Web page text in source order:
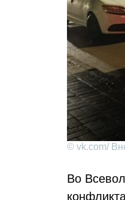
© vk.com/
Во